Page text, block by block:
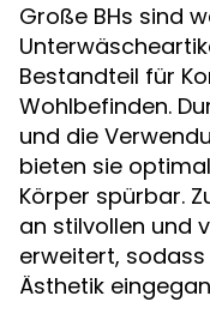
Große BHs sind
Bestandteil für
Wohlbefinden.
und die
bieten sie
Körper spürbar.
an stilvollen und
erweitert,
Ästhetik